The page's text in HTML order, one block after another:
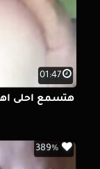
01:47
هتسمع احلى
389%